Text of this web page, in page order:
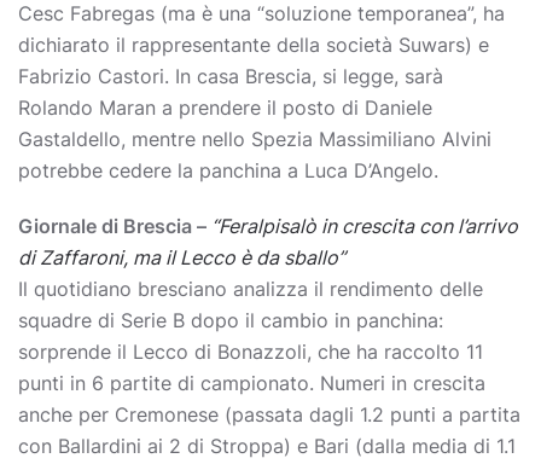
Cesc Fabregas (ma è una “soluzione temporanea”, ha
dichiarato il rappresentante della società Suwars) e
Fabrizio Castori. In casa Brescia, si legge, sarà
Rolando Maran a prendere il posto di Daniele
Gastaldello, mentre nello Spezia Massimiliano Alvini
potrebbe cedere la panchina a Luca D’Angelo.
Giornale di Brescia – “Feralpisalò in crescita con l’arrivo
di Zaffaroni, ma il Lecco è da sballo”
Il quotidiano bresciano analizza il rendimento delle
squadre di Serie B dopo il cambio in panchina:
sorprende il Lecco di Bonazzoli, che ha raccolto 11
punti in 6 partite di campionato. Numeri in crescita
anche per Cremonese (passata dagli 1.2 punti a partita
con Ballardini ai 2 di Stroppa) e Bari (dalla media di 1.1